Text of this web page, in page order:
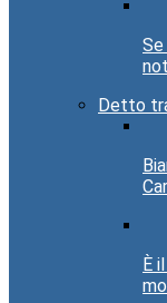
Se
Detto
È